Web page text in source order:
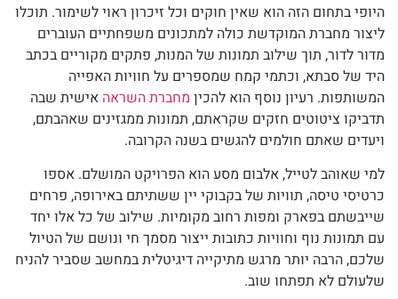
היופי בתחום הזה הוא שאין חוקים וכל זיכרון ראוי לשימור. תוכלו
ליצור מחברת המוקדשת כולה למתכונים משפחתיים העוברים
מדור לדור, תוך שילוב תמונות של המנות, פתקים מקוריים בכתב
היד של סבתא, וכתמי קמח שמספרים על חוויות האפייה
המשותפות. רעיון נוסף הוא להכין מחברת השראה אישית שבה
תדביקו ציטוטים חזקים שקראתם, תמונות ממגזינים שאהבתם,
ויעדים שאתם חולמים להגשים בשנה הקרובה.
למי שאוהב לטייל, אלבום מסע הוא הפרויקט המושלם. אספו
כרטיסי טיסה, תוויות של בקבוקי יין ששתיתם באירופה, פרחים
שייבשתם בפארק ומפות רחוב מקומיות. שילוב של כל אלו יחד
עם תמונות נוף וחוויות כתובות ייצור מסמך חי ונושם של הטיול
שלכם, הרבה יותר מרגש מתיקייה דיגיטלית במחשב שסביר להניח
שלעולם לא תפתחו שוב.